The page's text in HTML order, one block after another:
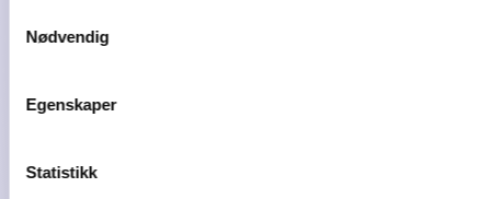
Nødvendig
Egenskaper
Statistikk